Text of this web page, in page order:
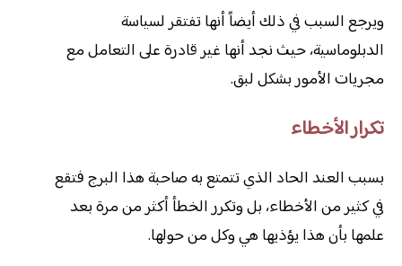
ويرجع السبب في ذلك أيضاً أنها تفتقر لسياسة
الدبلوماسية، حيث نجد أنها غير قادرة على التعامل مع
مجريات الأمور بشكل لبق.
تكرار الأخطاء
بسبب العند الحاد الذي تتمتع به صاحبة هذا البرج فتقع
في كثير من الأخطاء، بل وتكرر الخطأ أكثر من مرة بعد
علمها بأن هذا يؤذيها هي وكل من حولها.